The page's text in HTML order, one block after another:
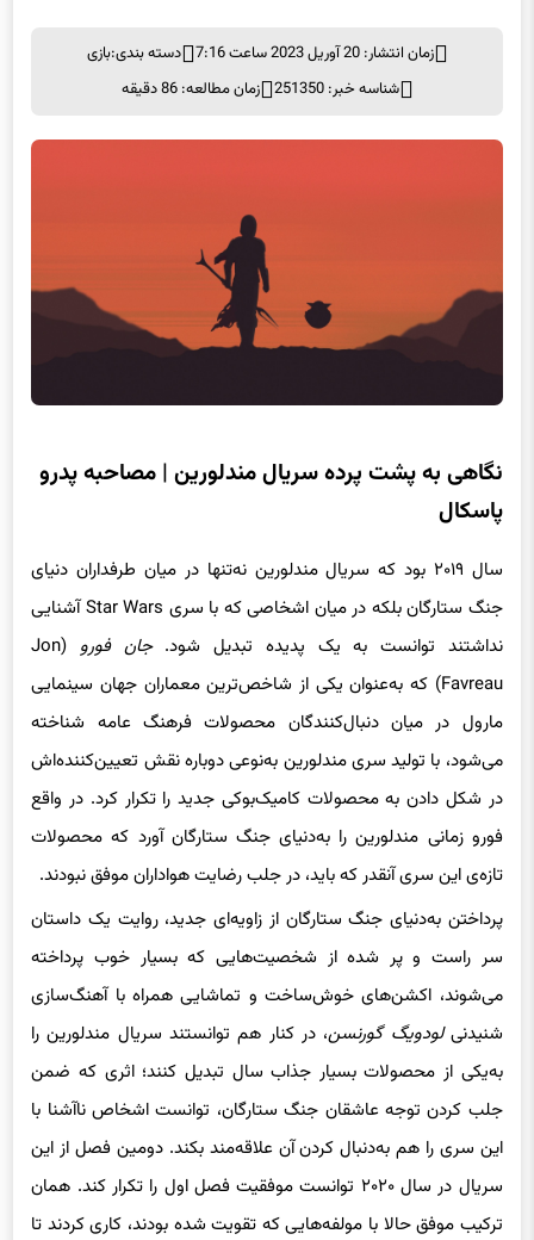
زمان انتشار: 20 آوریل 2023 ساعت 7:16 دسته بندی:بازی
شناسه خبر: 251350
زمان مطالعه: 86 دقیقه
نگاهی به پشت پرده سریال مندلورین | مصاحبه پدرو
پاسکال
سال ۲۰۱۹ بود که سریال مندلورین نه‌تنها در میان طرفداران دنیای
جنگ ستارگان بلکه در میان اشخاصی که با سری Star Wars آشنایی
نداشتند توانست به یک پدیده تبدیل شود.جان فورو
(Jon
Favreau) که به‌عنوان یکی از شاخص‌ترین معماران جهان سینمایی
مارول در میان دنبال‌کنندگان محصولات فرهنگ عامه شناخته
می‌شود، با تولید سری مندلورین به‌نوعی دوباره نقش تعیین‌کننده‌اش
در شکل دادن به محصولات کامیک‌بوکی جدید را تکرار کرد. در واقع
فورو زمانی مندلورین را به‌دنیای جنگ ستارگان آورد که محصولات
تازه‌ی این سری آنقدر که باید، در جلب رضایت هواداران موفق نبودند.
پرداختن به‌دنیای جنگ ستارگان از زاویه‌ای جدید، روایت یک داستان
سر راست و پر شده از شخصیت‌هایی که بسیار خوب پرداخته
می‌شوند، اکشن‌های خوش‌ساخت و تماشایی همراه با آهنگ‌سازی
شنیدنیلودویگ گورنسن، در کنار هم توانستند سریال مندلورین را
به‌یکی از محصولات بسیار جذاب سال تبدیل کنند؛ اثری که ضمن
جلب کردن توجه عاشقان جنگ ستارگان، توانست اشخاص ناآشنا با
این سری را هم به‌‌دنبال کردن آن علاقه‌مند بکند. دومین فصل از این
سریال در سال ۲۰۲۰ توانست موفقیت فصل اول را تکرار کند. همان
ترکیب موفق حالا با مولفه‌هایی که تقویت شده بودند، کاری کردند تا